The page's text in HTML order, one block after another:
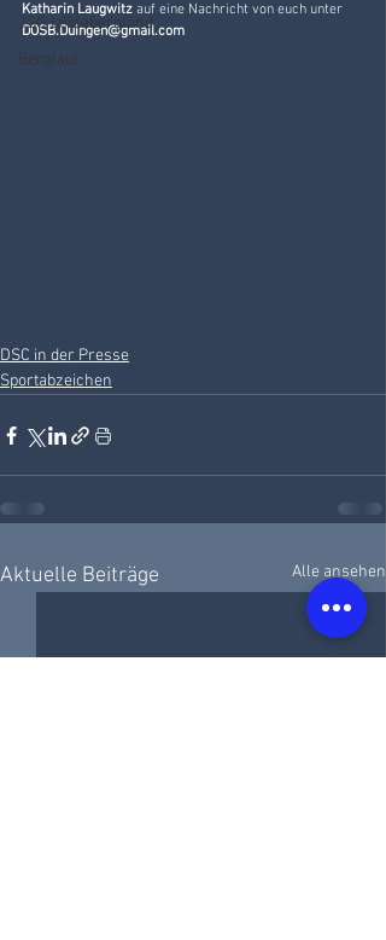
JSG Leinebergland
Berglauf
Katharin Laugwitz auf eine Nachricht von euch unter
DOSB.Duingen@gmail.com
DSC in der Presse
Sportabzeichen
Aktuelle Beiträge Alle ansehen